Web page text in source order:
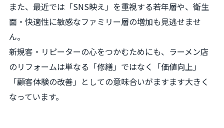
また、最近では「SNS映え」を重視する若年層や、衛生
面・快適性に敏感なファミリー層の増加も見逃せませ
ん。
新規客・リピーターの心をつかむためにも、ラーメン店
のリフォームは単なる「修繕」ではなく「価値向上」
「顧客体験の改善」としての意味合いがますます大きく
なっています。